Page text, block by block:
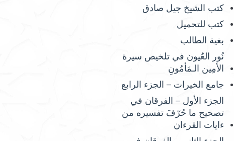
كتب الشيخ جيل صادق
كتب للتحميل
بغية الطالب
نُور العُيون في تلخيص سيرة
الأمِين الـمَأمُونِ
جامع الخيرات – الجزء الرابع
الجزء الأول – الفرقان في
تصحيح ما حُرّفَ تفسيره من
ءايات القرءان